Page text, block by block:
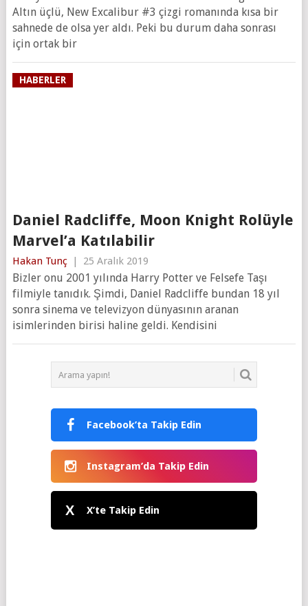
Altın üçlü, New Excalibur #3 çizgi romanında kısa bir
sahnede de olsa yer aldı. Peki bu durum daha sonrası
için ortak bir
HABERLER
Daniel Radcliffe, Moon Knight Rolüyle
Marvel’a Katılabilir
Hakan Tunç | 25 Aralık 2019
Bizler onu 2001 yılında Harry Potter ve Felsefe Taşı
filmiyle tanıdık. Şimdi, Daniel Radcliffe bundan 18 yıl
sonra sinema ve televizyon dünyasının aranan
isimlerinden birisi haline geldi. Kendisini
Facebook’ta Takip Edin
Instagram’da Takip Edin
X X’te Takip Edin